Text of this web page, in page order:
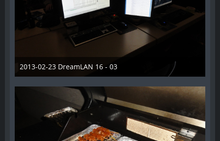
2013-02-23 DreamLAN 16 - 03
7. Juni 2014